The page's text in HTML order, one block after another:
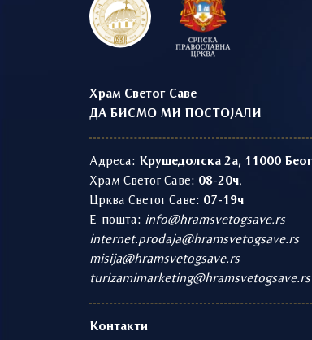
Храм Светог Саве
ДА БИСМО МИ ПОСТОЈАЛИ
Адреса: Крушедолска 2а, 11000
Храм Светог Саве: 08-20ч,
Црква Светог Саве: 07-19ч
Е-пошта: info@hramsvetogsave.rs
internet.prodaja@hramsvetogsave.rs
misija@hramsvetogsave.rs
turizamimarketing@hramsvetogsave.rs
Контакти